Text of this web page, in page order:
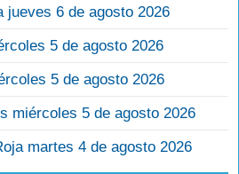
jueves 6 de agosto 2026
5 de agosto 2026
5 de agosto 2026
miércoles 5 de agosto 2026
martes 4 de agosto 2026